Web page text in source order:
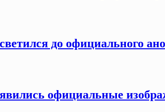
до официального
официальные